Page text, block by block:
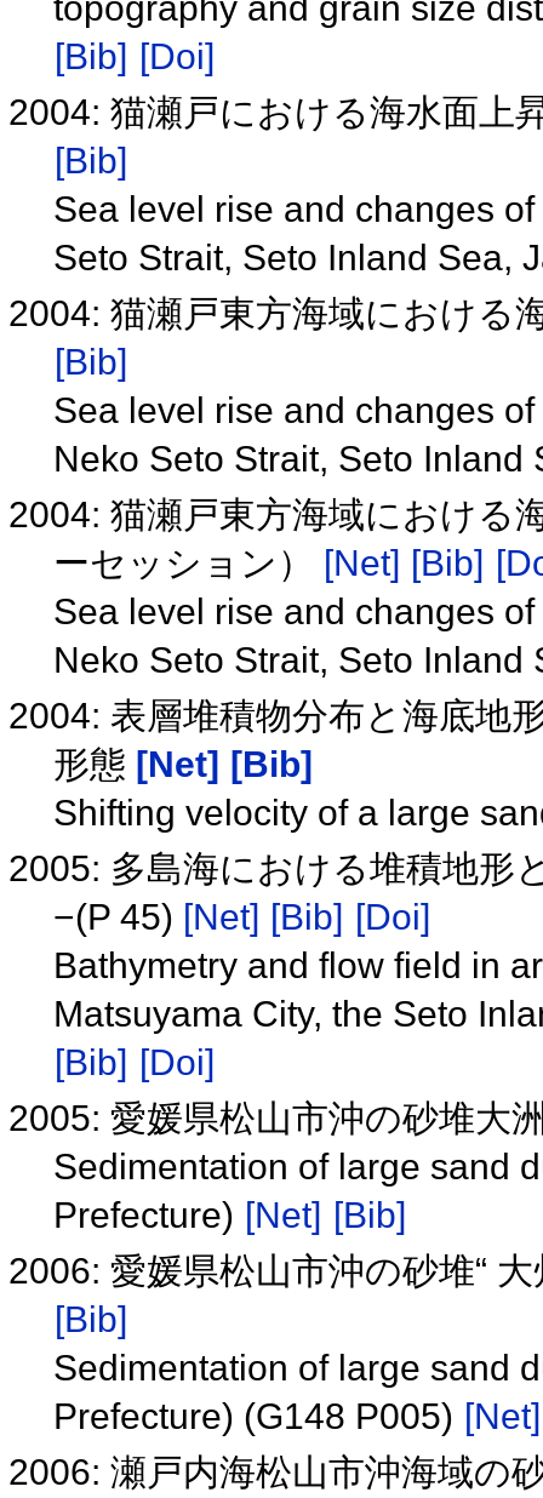
[Bib] [Doi]
2004: 猫瀬戸における海水面上
[Bib]
Sea level rise and changes
Seto Strait, Seto Inland Sea,
2004: 猫瀬戸東方海域における
[Bib]
Sea level rise and changes
Neko Seto Strait, Seto Inland
2004: 猫瀬戸東方海域における
ーセッション） [Net] [Bib]
Sea level rise and changes
Neko Seto Strait, Seto Inland
2004: 表層堆積物分布と海底地
形態 [Net] [Bib]
Shifting velocity of a large
2005: 多島海における堆積地形
−(P 45) [Net] [Bib] [Doi]
Bathymetry and flow field in
Matsuyama City, the Seto
[Bib] [Doi]
2005: 愛媛県松山市沖の砂堆大
Sedimentation of large sand
Prefecture) [Net] [Bib]
2006: 愛媛県松山市沖の砂堆“
[Bib]
Sedimentation of large sand
Prefecture) (G148 P005) [Net]
2006: 瀬戸内海松山市沖海域の